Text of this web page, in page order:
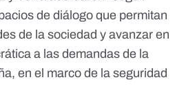
de diálogo que permitan
de la sociedad y avanzar en
a las demandas de la
en el marco de la seguridad